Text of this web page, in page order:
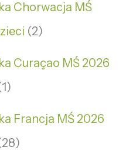
Chorwacja MŚ
2
Curaçao MŚ 2026
1
Francja MŚ 2026
28